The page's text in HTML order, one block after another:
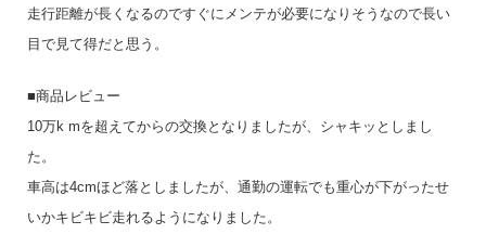
走行距離が長くなるのですぐにメンテが必要になりそうなので長い
目で見て得だと思う。
■商品レビュー
10万k mを超えてからの交換となりましたが、シャキッとしまし
た。
車高は4cmほど落としましたが、通勤の運転でも重心が下がったせ
いかキビキビ走れるようになりました。